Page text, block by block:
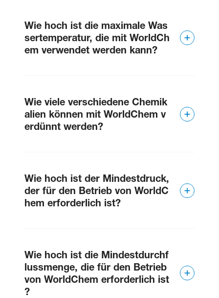
Wie hoch ist die maximale Was
sertemperatur, die mit WorldCh
em verwendet werden kann?
Wie viele verschiedene Chemik
alien können mit WorldChem v
erdünnt werden?
Wie hoch ist der Mindestdruck,
der für den Betrieb von WorldC
hem erforderlich ist?
Wie hoch ist die Mindestdurchf
lussmenge, die für den Betrieb
von WorldChem erforderlich ist
?